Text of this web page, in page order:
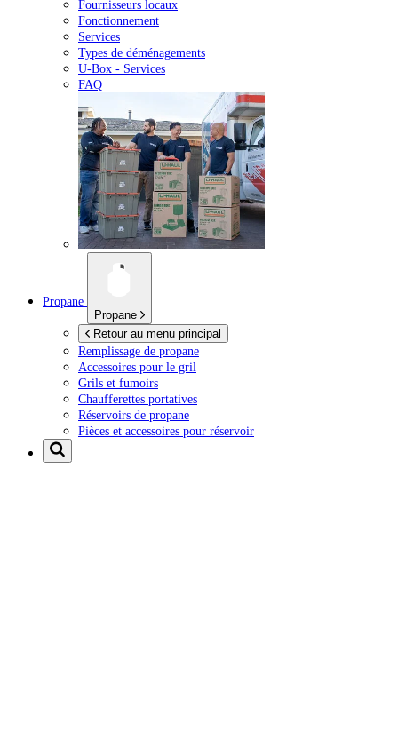
Fournisseurs locaux
Fonctionnement
Services
Types de déménagements
U-Box - Services
FAQ
Propane
Propane
Retour au menu principal
Remplissage de propane
Accessoires pour le gril
Grils et fumoirs
Chaufferettes portatives
Réservoirs de propane
Pièces et accessoires pour réservoir